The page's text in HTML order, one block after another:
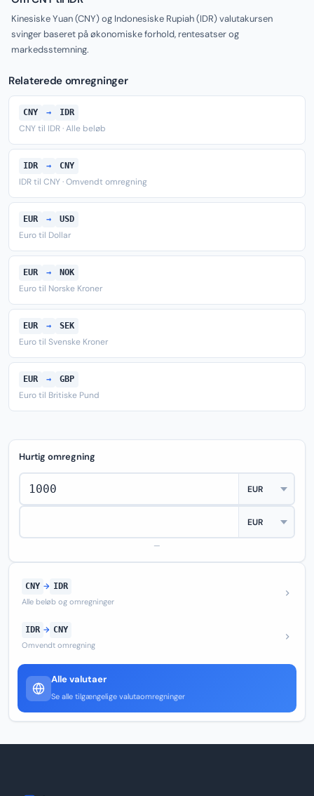
Kinesiske Yuan (CNY) og Indonesiske Rupiah (IDR) valutakursen
svinger baseret på økonomiske forhold, rentesatser og
markedsstemning.
Relaterede omregninger
CNY → IDR
CNY til IDR · Alle beløb
IDR → CNY
IDR til CNY · Omvendt omregning
EUR → USD
Euro til Dollar
EUR → NOK
Euro til Norske Kroner
EUR → SEK
Euro til Svenske Kroner
EUR → GBP
Euro til Britiske Pund
Hurtig omregning
—
CNY → IDR
Alle beløb og omregninger
IDR → CNY
Omvendt omregning
Alle valutaer
Se alle tilgængelige valutaomregninger